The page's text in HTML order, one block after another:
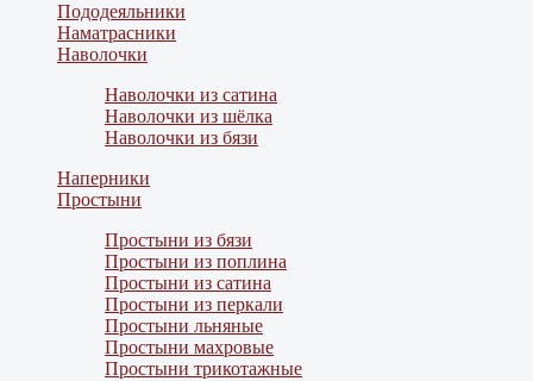
Пододеяльники
Наматрасники
Наволочки
Наволочки из сатина
Наволочки из шёлка
Наволочки из бязи
Наперники
Простыни
Простыни из бязи
Простыни из поплина
Простыни из сатина
Простыни из перкали
Простыни льняные
Простыни махровые
Простыни трикотажные